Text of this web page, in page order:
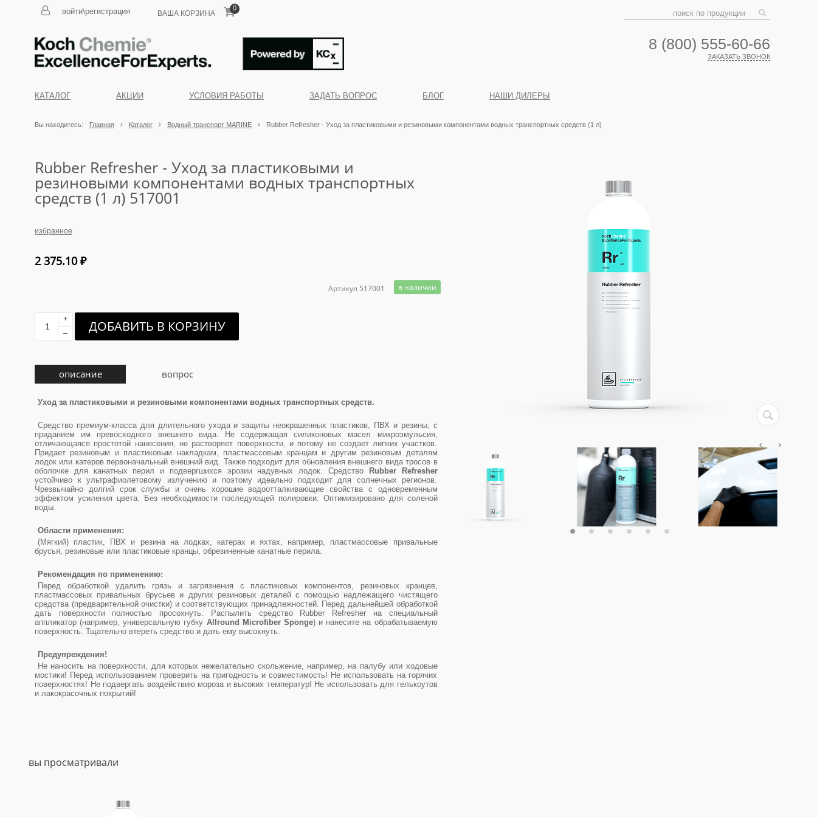
войти\регистрация ВАША КОРЗИНА
0
8 (800) 555-60-66
ЗАКАЗАТЬ ЗВОНОК
КАТАЛОГ АКЦИИ УСЛОВИЯ РАБОТЫ ЗАДАТЬ ВОПРОС БЛОГ НАШИ ДИЛЕРЫ
Вы находитесь: Главная Каталог Водный транспорт MARINE Rubber Refresher - Уход за пластиковыми и резиновыми компонентами водных транспортных средств (1 л)
Rubber Refresher - Уход за пластиковыми и
резиновыми компонентами водных транспортных
средств (1 л) 517001
избранное
2 375.10₽
Артикул 517001 в наличии
+
–
ДОБАВИТЬ В КОРЗИНУ
описание вопрос
Уход за пластиковыми и резиновыми компонентами водных транспортных средств.
Средство премиум-класса для длительного ухода и защиты неокрашенных пластиков, ПВХ и резины, с
приданием им превосходного внешнего вида. Не содержащая силиконовых масел микроэмульсия,
отличающаяся простотой нанесения, не растворяет поверхности, и потому не создает липких участков.
Придает резиновым и пластиковым накладкам, пластмассовым кранцам и другим резиновым деталям
лодок или катеров первоначальный внешний вид. Также подходит для обновления внешнего вида тросов в
оболочке для канатных перил и подвергшихся эрозии надувных лодок. Средство
Rubber Refresher
устойчиво к ультрафиолетовому излучению и поэтому идеально подходит для солнечных регионов.
Чрезвычайно долгий срок службы и очень хорошие водоотталкивающие свойства с одновременным
эффектом усиления цвета. Без необходимости последующей полировки. Оптимизировано для соленой
воды.
Области применения:
(Мягкий) пластик, ПВХ и резина на лодках, катерах и яхтах, например, пластмассовые привальные
брусья, резиновые или пластиковые кранцы, обрезиненные канатные перила.
Рекомендация по применению:
Перед обработкой удалить грязь и загрязнения с пластиковых компонентов, резиновых кранцев,
пластмассовых привальных брусьев и других резиновых деталей с помощью надлежащего чистящего
средства (предварительной очистки) и соответствующих принадлежностей. Перед дальнейшей обработкой
дать поверхности полностью просохнуть. Распылить средство Rubber Refresher на специальный
аппликатор (например, универсальную губку Allround Microfiber Sponge) и нанесите на обрабатываемую
поверхность. Тщательно втереть средство и дать ему высохнуть.
Предупреждения!
Не наносить на поверхности, для которых нежелательно скольжение, например, на палубу или ходовые
мостики! Перед использованием проверить на пригодность и совместимость! Не использовать на горячих
поверхностях! Не подвергать воздействию мороза и высоких температур! Не использовать для гелькоутов
и лакокрасочных покрытий!
вы просматривали